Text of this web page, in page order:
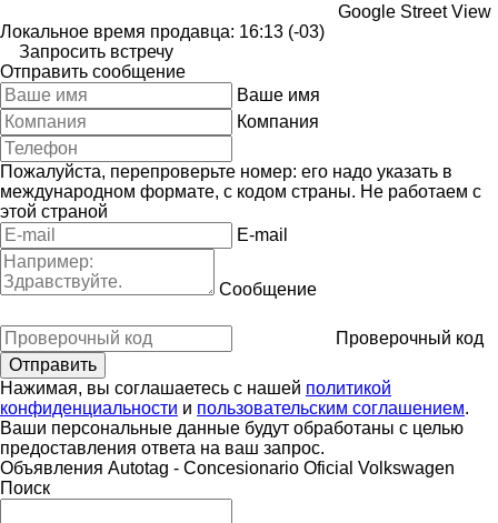
Google Street View
Локальное время продавца: 16:13 (-03)
Запросить встречу
Отправить сообщение
Ваше имя
Компания
Пожалуйста, перепроверьте номер: его надо указать в
международном формате, с кодом страны. Не работаем с
этой страной
E-mail
Сообщение
Проверочный код
Нажимая, вы соглашаетесь с нашей политикой
конфиденциальности и пользовательским соглашением.
Ваши персональные данные будут обработаны с целью
предоставления ответа на ваш запрос.
Объявления Autotag - Concesionario Oficial Volkswagen
Поиск